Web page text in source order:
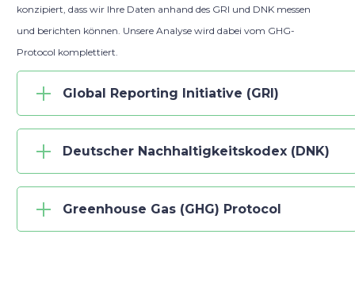
konzipiert, dass wir Ihre Daten anhand des GRI und DNK messen
und berichten können. Unsere Analyse wird dabei vom GHG-
Protocol komplettiert.
Global Reporting Initiative (GRI)
Deutscher Nachhaltigkeitskodex (DNK)
Greenhouse Gas (GHG) Protocol